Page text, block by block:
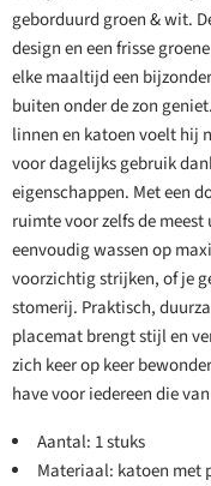
geborduurd groen & wit.
design en een frisse
elke maaltijd een
buiten onder de zon
linnen en katoen voelt hij
voor dagelijks gebruik
eigenschappen. Met een
ruimte voor zelfs de
eenvoudig wassen op
voorzichtig strijken, of je
stomerij. Praktisch,
placemat brengt stijl en
zich keer op keer
have voor iedereen die
Aantal: 1 stuks
Materiaal: katoen met